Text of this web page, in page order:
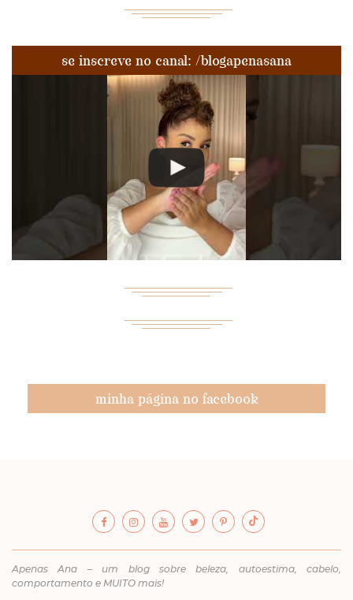
se inscreve no canal: /blogapenasana
minha página no facebook
Apenas Ana – um blog sobre beleza, autoestima, cabelo,
comportamento e MUITO mais!